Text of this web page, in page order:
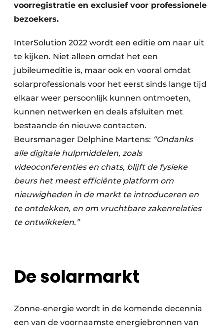
voorregistratie en exclusief voor professionele
bezoekers.
InterSolution 2022 wordt een editie om naar uit
te kijken. Niet alleen omdat het een
jubileumeditie is, maar ook en vooral omdat
solarprofessionals voor het eerst sinds lange tijd
elkaar weer persoonlijk kunnen ontmoeten,
kunnen netwerken en deals afsluiten met
bestaande én nieuwe contacten.
Beursmanager Delphine Martens: “Ondanks
alle digitale hulpmiddelen, zoals
videoconferenties en chats, blijft de fysieke
beurs het meest efficiënte platform om
nieuwigheden in de markt te introduceren en
te ontdekken, en om vruchtbare zakenrelaties
te ontwikkelen. ”
De solarmarkt
Zonne-energie wordt in de komende decennia
een van de voornaamste energiebronnen van